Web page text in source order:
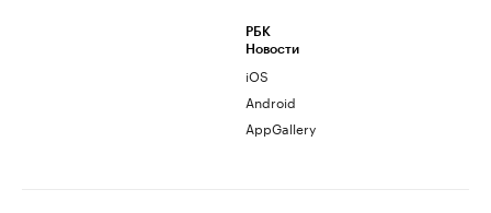
РБК
Новости
iOS
Android
AppGallery